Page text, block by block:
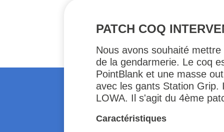
PATCH COQ
Nous avons souhaité
de la gendarmerie. Le coq
PointBlank et une masse
avec les gants Station Grip.
LOWA. Il s'agit du 4ème
Caractéristiques